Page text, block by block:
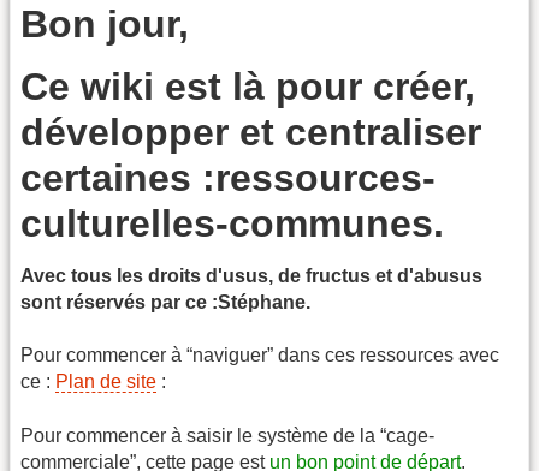
Bon jour,
Ce wiki est là pour créer,
développer et centraliser
certaines :ressources-
culturelles-communes.
Avec tous les droits d'usus, de fructus et d'abusus
sont réservés par ce :Stéphane.
Pour commencer à “naviguer” dans ces ressources avec
ce : Plan de site :
Pour commencer à saisir le système de la “cage-
commerciale”, cette page est un bon point de départ.